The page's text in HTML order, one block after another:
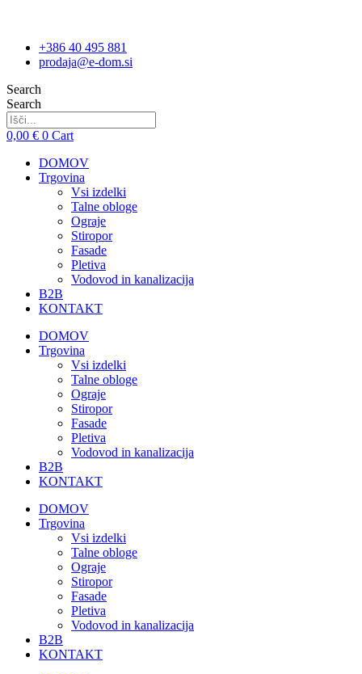
+386 40 495 881
prodaja@e-dom.si
Search
Search
0,00 € 0 Cart
DOMOV
Trgovina
Vsi izdelki
Talne obloge
Ograje
Stiropor
Fasade
Pletiva
Vodovod in kanalizacija
B2B
KONTAKT
DOMOV
Trgovina
Vsi izdelki
Talne obloge
Ograje
Stiropor
Fasade
Pletiva
Vodovod in kanalizacija
B2B
KONTAKT
DOMOV
Trgovina
Vsi izdelki
Talne obloge
Ograje
Stiropor
Fasade
Pletiva
Vodovod in kanalizacija
B2B
KONTAKT